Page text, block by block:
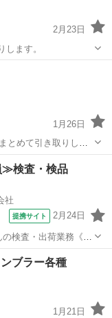
2月23日
ます。
1月26日
とめて引き取りして
≫検査・検品
社
提携サイト 2月24日
の検査・出荷業務《お
の種類に応じた検査
ブラー各種
1月21日